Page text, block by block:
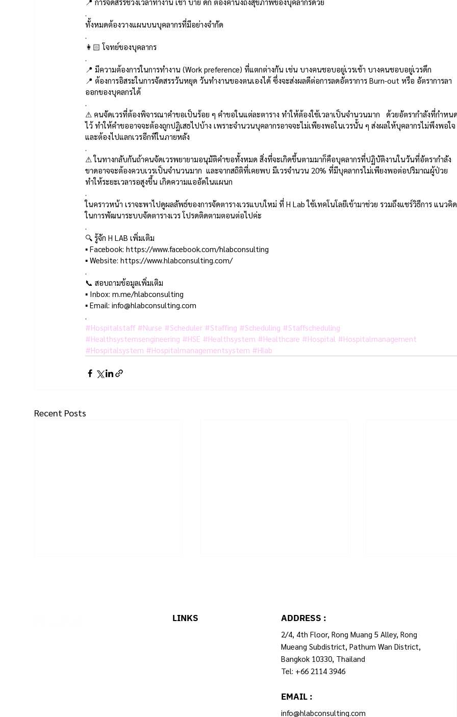
.
ทั้งหมดต้องวางแผนบนบุคลากรที่มีอย่างจำกัด
.
👩🏻 โจทย์ของบุคลากร
.
📍 มีความต้องการในการทำงาน (Work preference) ที่แตกต่างกัน เช่น บางคนชอบอยู่เวรเช้า บางคนชอบอยู่เวรดึก
📍 ต้องการอิสระในการจัดสรรวันหยุด วันทำงานของตนเองได้ ซึ่งจะส่งผลดีต่อการลดอัตราการ Burn-out หรือ อัตราการลา
ออกของบุคลกรได้
.
⚠ คนจัดเวรที่ต้องพิจารณาคำขอเป็นร้อย ๆ คำขอในแต่ละตาราง ทำให้ต้องใช้เวลาเป็นจำนวนมาก   ด้วยอัตรากำลังที่กำหน
ไว้ ทำให้คำขออาจจะต้องถูกปฏิเสธไปบ้าง เพราะจำนวนบุคลากรอาจจะไม่เพียงพอในเวรนั้น ๆ ส่งผลให้บุคลากรไม่พึงพอใ
และต้องไปแลกเวรอีกทีในภายหลัง
.
⚠ ในทางกลับกันถ้าคนจัดเวรพยายามอนุมัติคำขอทั้งหมด สิ่งที่จะเกิดขึ้นตามมาก็คือบุคลากรที่ปฏิบัติงานในวันที่อัตรากำลัง
ขาดอาจจะต้องควบเวรเป็นจำนวนมาก  และจากสถิติที่เคยพบ มีเวรจำนวน 20% ที่มีบุคลากรไม่เพียงพอต่อปริมาณผู้ป่วย
ทำให้ระยะเวลารอสูงขึ้น เกิดความแออัดในแผนก
.
ในคราวหน้า เราจะพาไปดูผลลัพธ์ของการจัดตารางเวรแบบใหม่ ที่ H Lab ใช้เทคโนโลยีเข้ามาช่วย รวมถึงแชร์วิธีการ แนวคิด
ในการพัฒนาระบบจัดตารางเวร โปรดติดตามตอนต่อไปค่ะ
.
🔍 รู้จัก H LAB เพิ่มเติม
▪ Facebook: https://www.facebook.com/hlabconsulting
▪ Website: https://www.hlabconsulting.com/
.
📞 สอบถามข้อมูลเพิ่มเติม
▪ Inbox: m.me/hlabconsulting
▪ Email: info@hlabconsulting.com
.
#Hospitalstaff #Nurse #Scheduler #Staffing #Scheduling #Staffscheduling
#Healthsystemsengineering #HSE #Healthsystem #Healthcare #Hospital #Hospitalmanagement
#Hospitalsystem #Hospitalmanagementsystem #Hlab
Recent Posts
ระบบข้อมูลกลางฯ กับการ
ปฏิรูประบบเบิกจ่าย
LINKS ADDRESS :
2/4, 4th Floor, Rong Muang 5 Alley, Rong
Mueang Subdistrict, Pathum Wan District,
Bangkok 10330, Thailand
Tel: +66 2114 3946
EMAIL :
info@hlabconsulting.com